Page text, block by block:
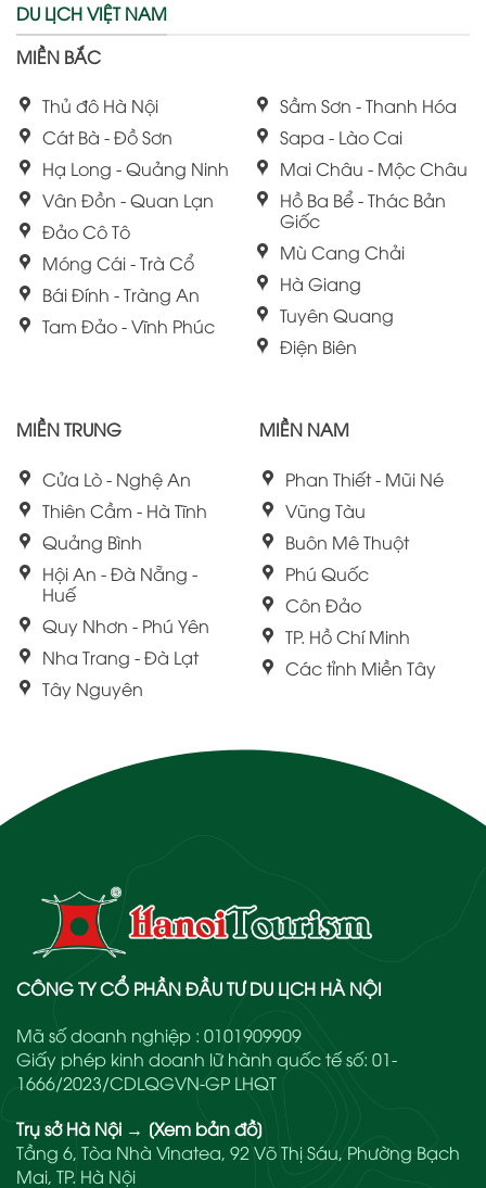
DU LỊCH VIỆT NAM
MIỀN BẮC
Thủ đô Hà Nội
Cát Bà - Đồ Sơn
Hạ Long - Quảng Ninh
Vân Đồn - Quan Lạn
Đảo Cô Tô
Móng Cái - Trà Cổ
Bái Đính - Tràng An
Tam Đảo - Vĩnh Phúc
Sầm Sơn - Thanh Hóa
Sapa - Lào Cai
Mai Châu - Mộc Châu
Hồ Ba Bể - Thác Bản
Giốc
Mù Cang Chải
Hà Giang
Tuyên Quang
Điện Biên
MIỀN TRUNG
Cửa Lò - Nghệ An
Thiên Cầm - Hà Tĩnh
Quảng Bình
Hội An - Đà Nẵng -
Huế
Quy Nhơn - Phú Yên
Nha Trang - Đà Lạt
Tây Nguyên
MIỀN NAM
Phan Thiết - Mũi Né
Vũng Tàu
Buôn Mê Thuột
Phú Quốc
Côn Đảo
TP. Hồ Chí Minh
Các tỉnh Miền Tây
CÔNG TY CỔ PHẦN ĐẦU TƯ DU LỊCH HÀ NỘI
Mã số doanh nghiệp : 0101909909
Giấy phép kinh doanh lữ hành quốc tế số: 01-
1666/2023/CDLQGVN-GP LHQT
Trụ sở Hà Nội → [Xem bản đồ]
Tầng 6, Tòa Nhà Vinatea, 92 Võ Thị Sáu, Phường Bạch
Mai, TP. Hà Nội